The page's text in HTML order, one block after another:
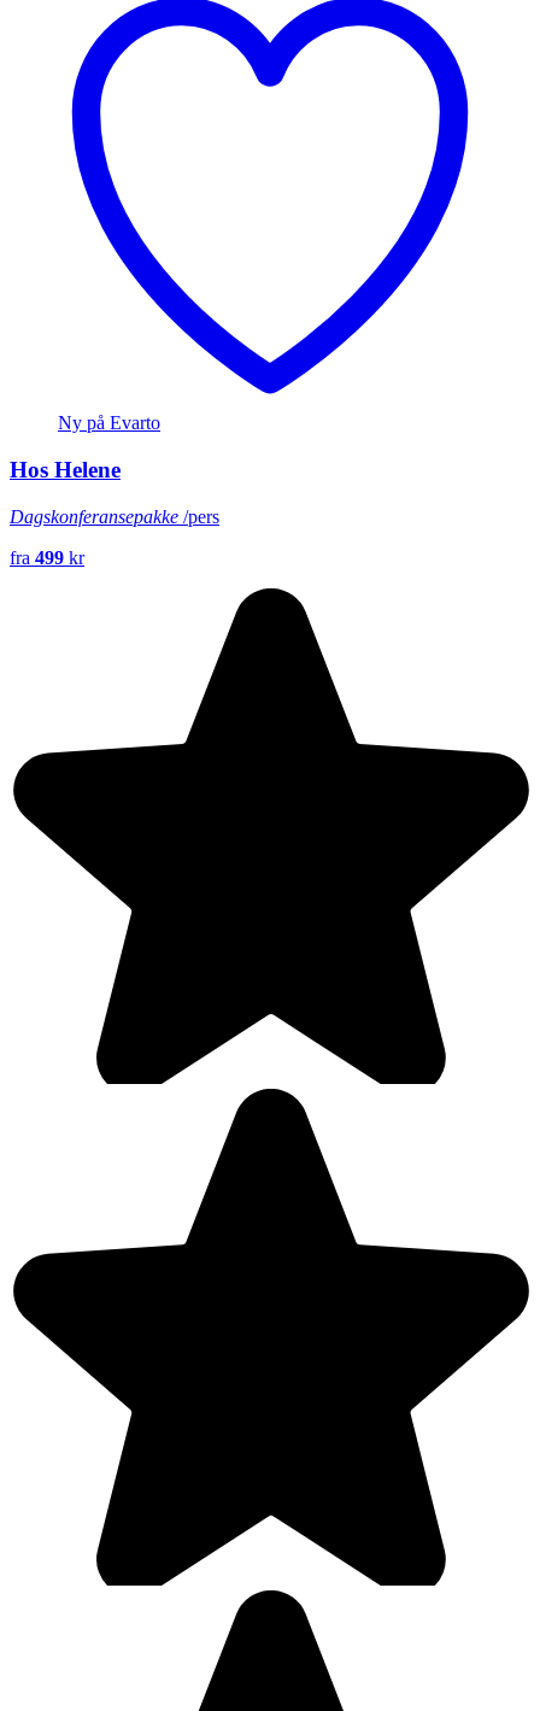
Ny på Evarto
Hos Helene
Dagskonferansepakke /pers
fra 499 kr